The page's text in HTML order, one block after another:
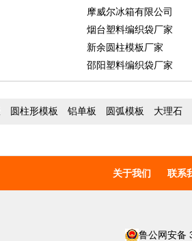
摩威尔冰箱有限公司
烟台塑料编织袋厂家
新余圆柱模板厂家
邵阳塑料编织袋厂家
圆柱形模板 铝单板 圆弧模板 大理石
关于我们 联系
鲁公网安备